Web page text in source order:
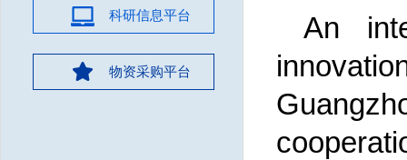
科研信息平台
物资采购平台
An